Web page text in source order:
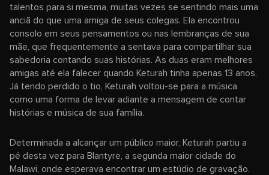
talentos para si mesma, muitas vezes se sentindo mais uma
anciã do que uma amiga de seus colegas. Ela encontrou
consolo em seus pensamentos ou nas lembranças de sua
mãe, que frequentemente a sentava para compartilhar sua
sabedoria contando suas histórias. As duas eram melhores
amigas até ela falecer quando Keturah tinha apenas 13 anos.
Já tendo perdido o tio, Keturah voltou-se para a música
como uma forma de levar adiante a mensagem de contar
histórias e música de sua família.
Determinada a alcançar um público maior, Keturah partiu a
pé desta vez para Blantyre, a segunda maior cidade do
Malawi, onde esperava encontrar um estúdio de gravação.